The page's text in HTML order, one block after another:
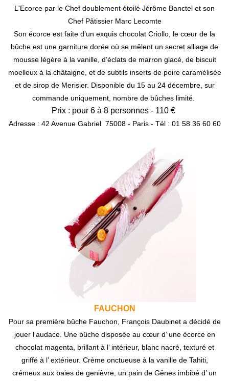
L'Ecorce par le Chef doublement étoilé Jérôme Banctel et son
Chef Pâtissier Marc Lecomte
Son écorce est faite d’un exquis chocolat Criollo, le cœur de la
bûche est une garniture dorée où se mêlent un secret alliage de
mousse légère à la vanille, d’éclats de marron glacé, de biscuit
moelleux à la châtaigne, et de subtils inserts de poire caramélisée
et de sirop de Merisier. Disponible du 15 au 24 décembre, sur
commande uniquement, nombre de bûches limité.
Prix : pour 6 à 8 personnes - 110 €
Adresse : 42 Avenue Gabriel 75008 - Paris - Tél : 01 58 36 60 60
FAUCHON
Pour sa première bûche Fauchon, François Daubinet a décidé de
jouer l’audace. Une bûche disposée au cœur d’ une écorce en
chocolat magenta, brillant à l’ intérieur, blanc nacré, texturé et
griffé à l’ extérieur. Crème onctueuse à la vanille de Tahiti,
crémeux aux baies de genièvre, un pain de Gênes imbibé d’ un